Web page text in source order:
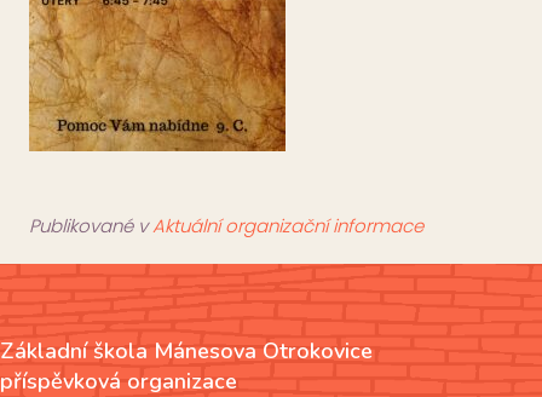
Publikované vAktuální organizační informace
Základní škola Mánesova Otrokovice
příspěvková organizace